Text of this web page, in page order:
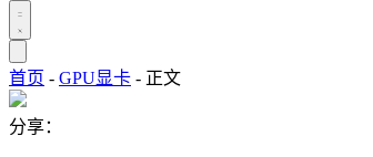
首页 - GPU显卡 - 正文
分享：